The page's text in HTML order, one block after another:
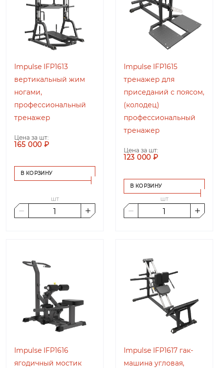
Impulse IFP1613
вертикальный жим
ногами,
профессиональный
тренажер
Цена за шт:
165 000 ₽
В КОРЗИНУ
шт
Impulse IFP1615
тренажер для
приседаний с поясом,
(колодец)
профессиональный
тренажер
Цена за шт:
123 000 ₽
В КОРЗИНУ
шт
Impulse IFP1616
ягодичный мостик
Impulse IFP1617 гак-
машина угловая,